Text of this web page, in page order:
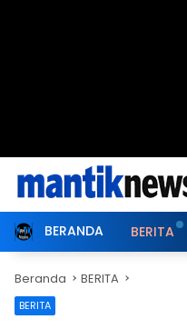
BERANDA BERITA
Beranda BERITA
BERITA